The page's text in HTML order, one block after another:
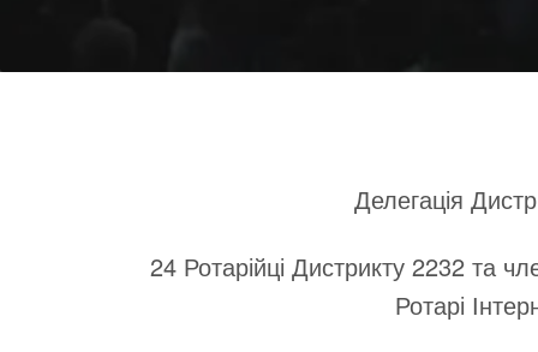
Делегація
24 Ротарійці Дистрикту 2232 та
Ротарі